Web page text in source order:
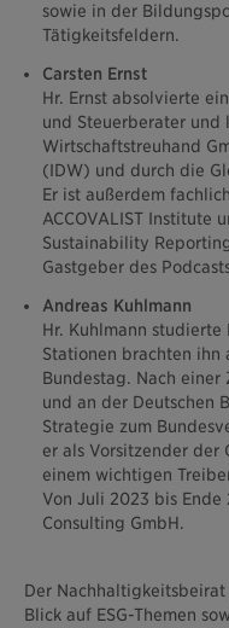
sowie in der
Tätigkeitsfeldern.
Carsten Ernst
Hr. Ernst absolvierte
und Steuerberater und
Wirtschaftstreuhand
(IDW) und durch die
Er ist außerdem
ACCOVALIST Institute
Sustainability
Gastgeber des
Andreas Kuhlmann
Hr. Kuhlmann
Stationen brachten ihn
Bundestag. Nach
und an der Deutschen
Strategie zum
er als Vorsitzender der
einem wichtigen
Von Juli 2023 bis
Consulting GmbH.
Der
Blick auf ESG-Themen